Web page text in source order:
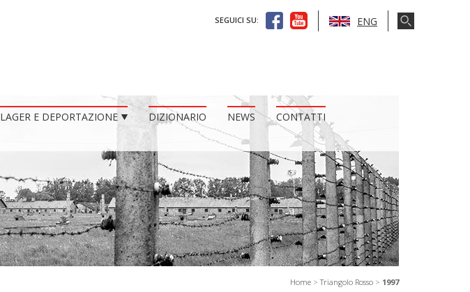
SEGUICI SU: ENG
LAGER E DEPORTAZIONE DIZIONARIO NEWS
CONTATTI
Home >Triangolo Rosso > 1997